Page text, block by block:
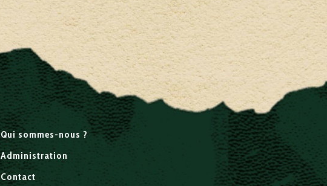
Qui sommes-nous ?
Administration
Contact